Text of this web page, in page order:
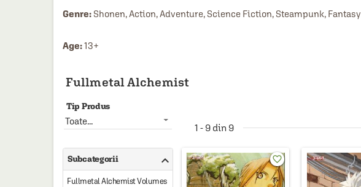
FILM
CEAI & ACCESORII
HAINE SI ACCESORII
JOCURI SI JUCARII
COSMETICE
Genre: Shonen, Action, Adventure, Science Fiction, Steampunk, Fantasy
Age: 13+
Fullmetal Alchemist
Tip Produs
Toate...
Subcategorii 
Fullmetal Alchemist Volumes
1 - 9 din 9
favorite_border